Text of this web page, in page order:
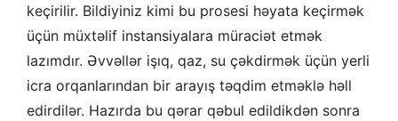
keçirilir. Bildiyiniz kimi bu prosesi həyata keçirmək
üçün müxtəlif instansiyalara müraciət etmək
lazımdır. Əvvəllər işıq, qaz, su çəkdirmək üçün yerli
icra orqanlarından bir arayış təqdim etməklə həll
edirdilər. Hazırda bu qərar qəbul edildikdən sonra